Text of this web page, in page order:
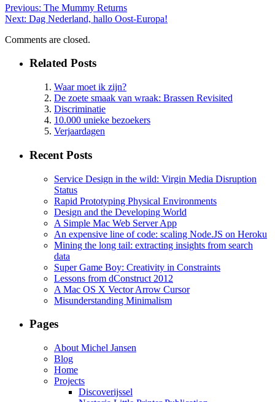
Previous: The Mummy Returns
Next: Dag Nederland, hallo Oost-Europa!
Comments are closed.
Related Posts
Waar moet ik zijn?
De zoete smaak van wraak: Brassen Revisited
Discriminatie
10.000 unieke bezoekers
Verjaardagen
Recent Posts
Service Design in the wild: Virgin Media Disruption
Status
Rapid Prototyping Physical Environments
Design and the Developing World
A Simple Mac Web Server App
An expensive line of code: scaling Node.JS on Heroku
Mining the long tail: extracting insights from search
data
Super Game Boy: Creativity in Constraints
Lessons from dConstruct 2012
A Mac OS X Vector Arrow Cursor
Misunderstanding Minimalism
Pages
About Michel Jansen
Blog
Home
Projects
Discoverijssel